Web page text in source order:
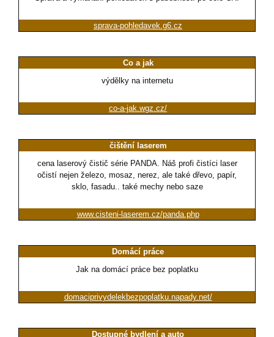
sprava-pohledavek.g6.cz
Co a jak
výdělky na internetu
co-a-jak.wgz.cz/
čištění laserem
cena laserový čistič série PANDA. Náš profi čistíci laser
očistí nejen železo, mosaz, nerez, ale také dřevo, papír,
sklo, fasadu.. také mechy nebo saze
www.cisteni-laserem.cz/panda.php
Domácí práce
Jak na domácí práce bez poplatku
domaciprivydelekbezpoplatku.napady.net/
Dostupné bydlení a auto